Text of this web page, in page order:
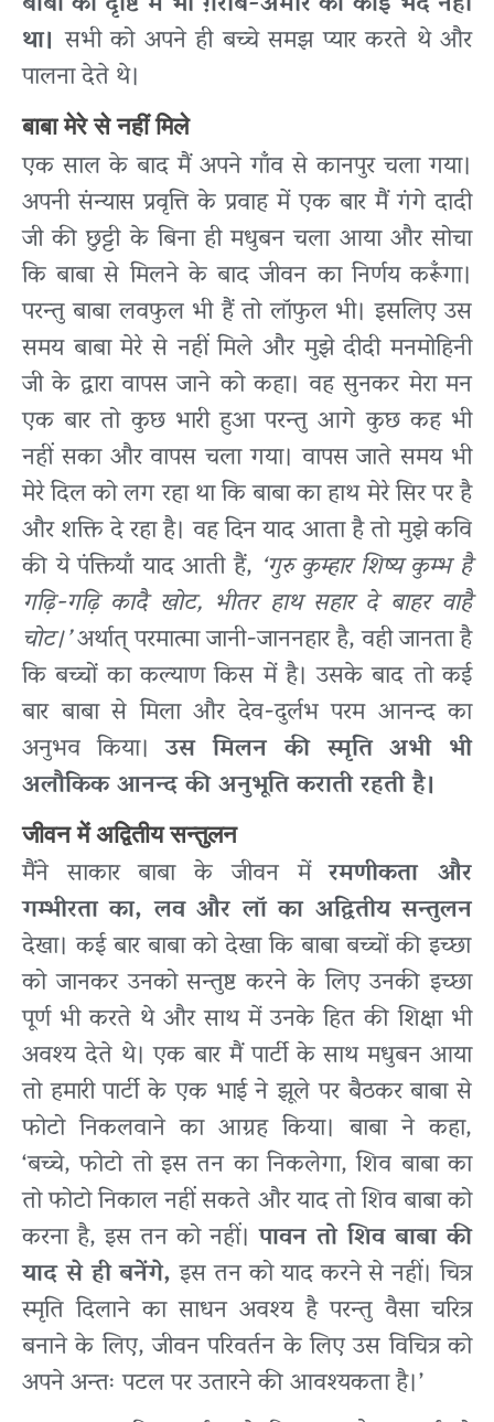
था। सभी को अपने ही बच्चे समझ प्यार करते थे और
पालना देते थे।
बाबा मेरे से नहीं मिले
एक साल के बाद मैं अपने गाँव से कानपुर चला गया।
अपनी संन्यास प्रवृत्ति के प्रवाह में एक बार मैं गंगे दादी
जी की छुट्टी के बिना ही मधुबन चला आया और सोचा
कि बाबा से मिलने के बाद जीवन का निर्णय करूँगा।
परन्तु बाबा लवफुल भी हैं तो लॉफुल भी। इसलिए उस
समय बाबा मेरे से नहीं मिले और मुझे दीदी मनमोहिनी
जी के द्वारा वापस जाने को कहा। वह सुनकर मेरा मन
एक बार तो कुछ भारी हुआ परन्तु आगे कुछ कह भी
नहीं सका और वापस चला गया। वापस जाते समय भी
मेरे दिल को लग रहा था कि बाबा का हाथ मेरे सिर पर है
और शक्ति दे रहा है। वह दिन याद आता है तो मुझे कवि
की ये पंक्तियाँ याद आती हैं, ‘गुरु कुम्हार शिष्य कुम्भ है
गढ़ि-गढ़ि कादै खोट, भीतर हाथ सहार दे बाहर वाहै
चोट।’अर्थात् परमात्मा जानी-जाननहार है, वही जानता है
कि बच्चों का कल्याण किस में है। उसके बाद तो कई
बार बाबा से मिला और देव-दुर्लभ परम आनन्द का
अनुभव किया।उस मिलन की स्मृति अभी भी
अलौकिक आनन्द की अनुभूति कराती रहती है।
जीवन में अद्वितीय सन्तुलन
मैंने साकार बाबा के जीवन मेंरमणीकता और
गम्भीरता का, लव और लॉ का अद्वितीय सन्तुलन
देखा। कई बार बाबा को देखा कि बाबा बच्चों की इच्छा
को जानकर उनको सन्तुष्ट करने के लिए उनकी इच्छा
पूर्ण भी करते थे और साथ में उनके हित की शिक्षा भी
अवश्य देते थे। एक बार मैं पार्टी के साथ मधुबन आया
तो हमारी पार्टी के एक भाई ने झूले पर बैठकर बाबा से
फोटो निकलवाने का आग्रह किया। बाबा ने कहा,
‘बच्चे, फोटो तो इस तन का निकलेगा, शिव बाबा का
तो फोटो निकाल नहीं सकते और याद तो शिव बाबा को
करना है, इस तन को नहीं।पावन तो शिव बाबा की
याद से ही बनेंगे,इस तन को याद करने से नहीं। चित्र
स्मृति दिलाने का साधन अवश्य है परन्तु वैसा चरित्र
बनाने के लिए, जीवन परिवर्तन के लिए उस विचित्र को
अपने अन्तः पटल पर उतारने की आवश्यकता है।’